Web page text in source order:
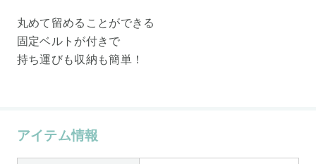
丸めて留めることができる
固定ベルトが付きで
持ち運びも収納も簡単！
アイテム情報